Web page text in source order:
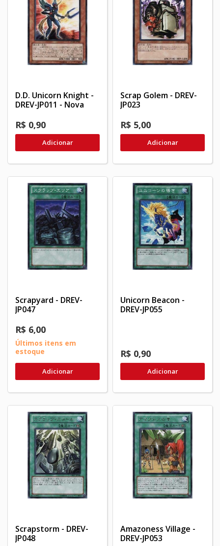
D.D. Unicorn Knight -
DREV-JP011 - Nova
R$ 0,90
Adicionar
Scrap Golem - DREV-
JP023
R$ 5,00
Adicionar
Scrapyard - DREV-
JP047
R$ 6,00
Últimos itens em
estoque
Adicionar
Unicorn Beacon -
DREV-JP055
R$ 0,90
Adicionar
Scrapstorm - DREV-
JP048
Amazoness Village -
DREV-JP053